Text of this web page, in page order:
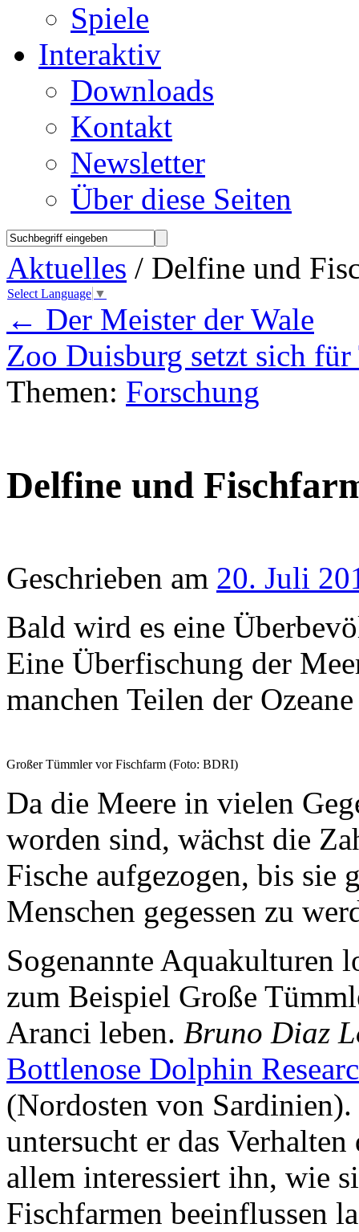
Spiele
Interaktiv
Downloads
Kontakt
Newsletter
Über diese Seiten
Aktuelles / Delfine und
Select Language ▼
← Der Meister der Wale
Zoo Duisburg setzt sich
Themen: Forschung
Delfine und
Geschrieben am 20. Juli
Bald wird es eine
Eine Überfischung der
manchen Teilen der
Großer Tümmler vor Fischfarm (Foto: BDRI)
Da die Meere in vielen
worden sind, wächst die
Fische aufgezogen, bis sie
Menschen gegessen zu
Sogenannte Aquakulturen
zum Beispiel Große
Aranci leben. Bruno Diaz
Bottlenose Dolphin
(Nordosten von
untersucht er das
allem interessiert ihn, wie
Fischfarmen beeinflussen